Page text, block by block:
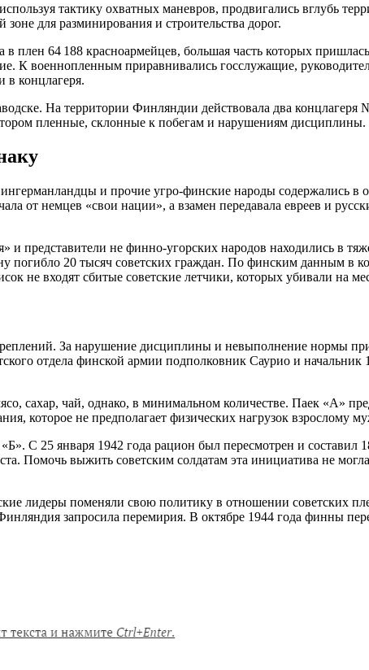
тактику охватных маневров, продвигались вглубь
для разминирования и строительства дорог.
в плен 64 188 красноармейцев, большая часть которых
К военнопленным приравнивались госслужащие,
в концлагеря.
На территории Финляндии действовала два
пленные, склонные к побегам и нарушениям дисциплины.
и прочие угро-финские народы содержались
от немцев «свои нации», а взамен передавала евреев и
и представители не финно-угорских народов находились в
20 тысяч советских граждан. По финским данным в
не входят сбитые советские летчики, которых убивали на
За нарушение дисциплины и невыполнение нормы
отдела финской армии подполковник Саурио и начальник
сахар, чай, однако, в минимальном количестве. Паек «А»
которое не предполагает физических нагрузок взрослому
С 25 января 1942 года рацион был пересмотрен и
Помочь выжить советским солдатам эта инициатива не
лидеры поменяли свою политику в отношении советских
запросила перемирия. В октябре 1944 года финны